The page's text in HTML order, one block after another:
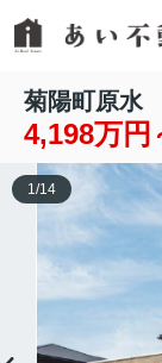
菊陽町原水
4,198万円
1 /14